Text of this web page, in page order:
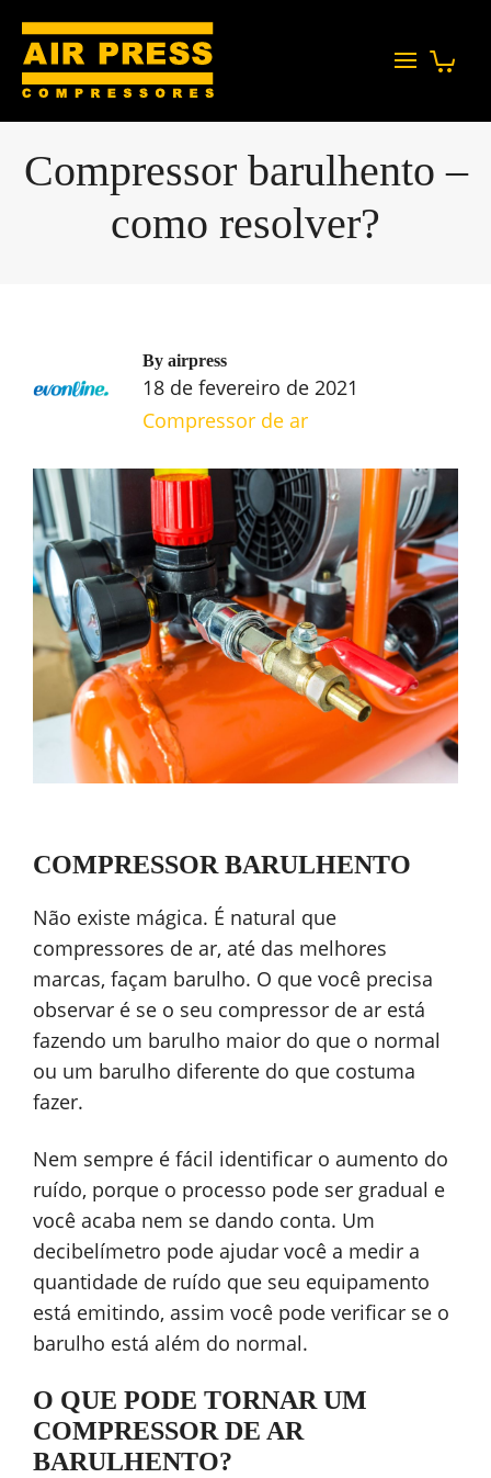
Compressor barulhento –
como resolver?
By airpress
18 de fevereiro de 2021
Compressor de ar
COMPRESSOR BARULHENTO
Não existe mágica. É natural que
compressores de ar, até das melhores
marcas, façam barulho. O que você precisa
observar é se o seu compressor de ar está
fazendo um barulho maior do que o normal
ou um barulho diferente do que costuma
fazer.
Nem sempre é fácil identificar o aumento do
ruído, porque o processo pode ser gradual e
você acaba nem se dando conta. Um
decibelímetro pode ajudar você a medir a
quantidade de ruído que seu equipamento
está emitindo, assim você pode verificar se o
barulho está além do normal.
O QUE PODE TORNAR UM
COMPRESSOR DE AR
BARULHENTO?